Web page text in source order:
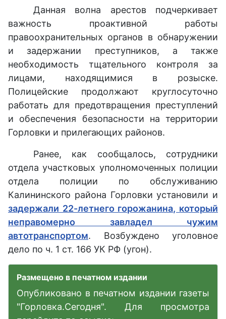
Данная волна арестов подчеркивает
важность проактивной работы
правоохранительных органов в обнаружении
и задержании преступников, а также
необходимость тщательного контроля за
лицами, находящимися в розыске.
Полицейские продолжают круглосуточно
работать для предотвращения преступлений
и обеспечения безопасности на территории
Горловки и прилегающих районов.
Ранее, как сообщалось, сотрудники
отдела участковых уполномоченных полиции
отдела полиции по обслуживанию
Калининского района Горловки установили и
задержали 22-летнего горожанина, который
неправомерно завладел чужим
автотранспортом. Возбуждено уголовное
дело по ч. 1 ст. 166 УК РФ (угон).
Размещено в печатном издании
Опубликовано в печатном издании газеты
"Горловка.Сегодня". Для просмотра